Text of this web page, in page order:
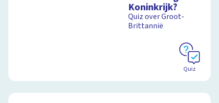
Koninkrijk?
Quiz over Groot-
Brittannië
Quiz